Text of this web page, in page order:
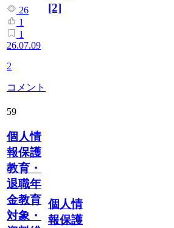
26
1
1
26.07.09
2
コメント
[2]
59
個人情
報保護
教育・
退職年
金教育
対象・
個人情
報保護